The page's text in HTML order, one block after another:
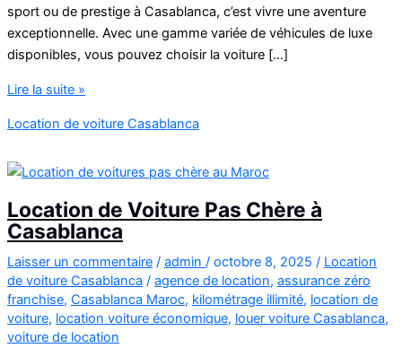
sport ou de prestige à Casablanca, c’est vivre une aventure
exceptionnelle. Avec une gamme variée de véhicules de luxe
disponibles, vous pouvez choisir la voiture […]
Louez
Voiture
Luxe
et
Prestige
à
Casablanca
Lire la suite »
Location de voiture Casablanca
Location de Voiture Pas Chère à
Casablanca
Laisser un commentaire / admin / octobre 8, 2025 / Location
de voiture Casablanca / agence de location, assurance zéro
franchise, Casablanca Maroc, kilométrage illimité, location de
voiture, location voiture économique, louer voiture Casablanca,
voiture de location